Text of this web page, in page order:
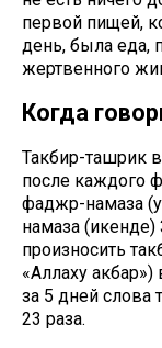
первой пищей,
день, была еда,
жертвенного
Когда
Такбир-ташрик
после каждого
фаджр-намаза
намаза
произносить
«Аллаху
за 5 дней
23 раза.